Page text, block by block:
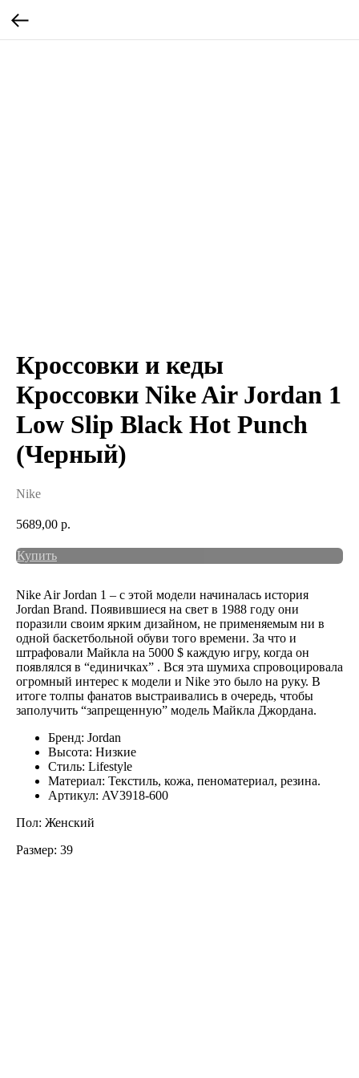
Кроссовки и кеды
Кроссовки Nike Air Jordan 1
Low Slip Black Hot Punch
(Черный)
Nike
5689,00 р.
Купить
Nike Air Jordan 1 – с этой модели начиналась история
Jordan Brand. Появившиеся на свет в 1988 году они
поразили своим ярким дизайном, не применяемым ни в
одной баскетбольной обуви того времени. За что и
штрафовали Майкла на 5000 $ каждую игру, когда он
появлялся в “единичках” . Вся эта шумиха спровоцировала
огромный интерес к модели и Nike это было на руку. В
итоге толпы фанатов выстраивались в очередь, чтобы
заполучить “запрещенную” модель Майкла Джордана.
Бренд: Jordan
Высота: Низкие
Стиль: Lifestyle
Материал: Текстиль, кожа, пеноматериал, резина.
Артикул: AV3918-600
Пол: Женский
Размер: 39